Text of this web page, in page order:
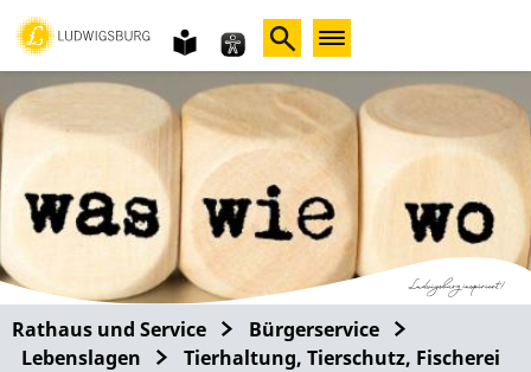
Gebärdensprache
leichte
Sprache
Rathaus und Service
Bürgerservice
Lebenslagen
Tierhaltung, Tierschutz, Fischerei